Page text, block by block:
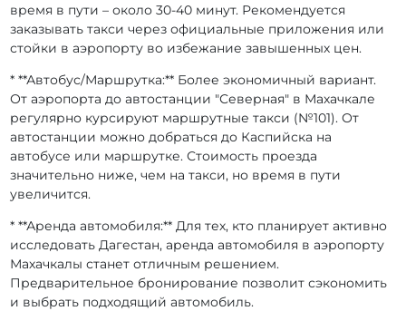
время в пути – около 30-40 минут. Рекомендуется
заказывать такси через официальные приложения или
стойки в аэропорту во избежание завышенных цен.
* **Автобус/Маршрутка:** Более экономичный вариант.
От аэропорта до автостанции "Северная" в Махачкале
регулярно курсируют маршрутные такси (№101). От
автостанции можно добраться до Каспийска на
автобусе или маршрутке. Стоимость проезда
значительно ниже, чем на такси, но время в пути
увеличится.
* **Аренда автомобиля:** Для тех, кто планирует активно
исследовать Дагестан, аренда автомобиля в аэропорту
Махачкалы станет отличным решением.
Предварительное бронирование позволит сэкономить
и выбрать подходящий автомобиль.